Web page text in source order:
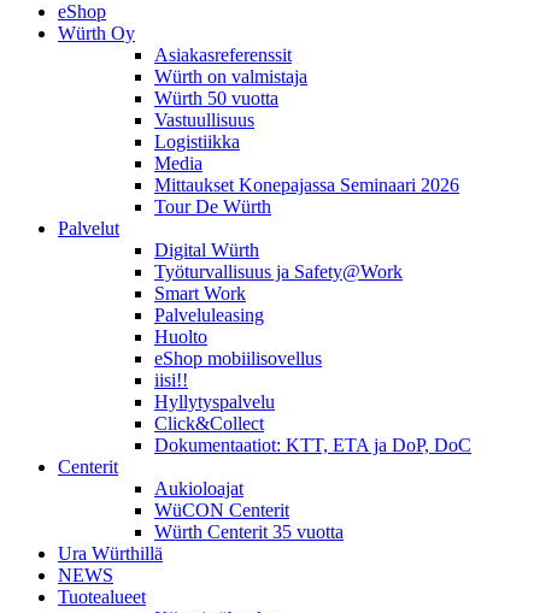
eShop
Würth Oy
Asiakasreferenssit
Würth on valmistaja
Würth 50 vuotta
Vastuullisuus
Logistiikka
Media
Mittaukset Konepajassa Seminaari 2026
Tour De Würth
Palvelut
Digital Würth
Työturvallisuus ja Safety@Work
Smart Work
Palveluleasing
Huolto
eShop mobiilisovellus
iisi!!
Hyllytyspalvelu
Click&Collect
Dokumentaatiot: KTT, ETA ja DoP, DoC
Centerit
Aukioloajat
WüCON Centerit
Würth Centerit 35 vuotta
Ura Würthillä
NEWS
Tuotealueet